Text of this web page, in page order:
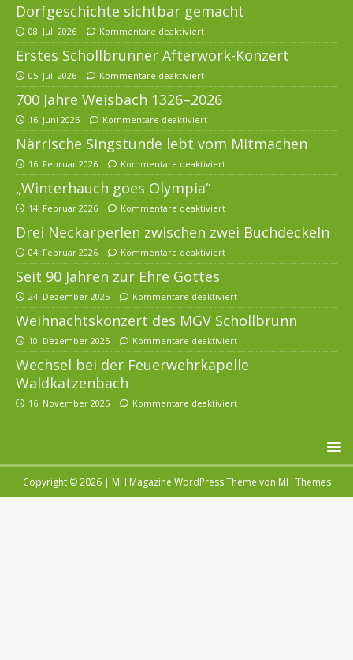
Dorfgeschichte sichtbar gemacht
08. Juli 2026 Kommentare deaktiviert
Erstes Schollbrunner Afterwork-Konzert
05. Juli 2026 Kommentare deaktiviert
700 Jahre Weisbach 1326–2026
16. Juni 2026 Kommentare deaktiviert
Närrische Singstunde lebt vom Mitmachen
16. Februar 2026 Kommentare deaktiviert
„Winterhauch goes Olympia“
14. Februar 2026 Kommentare deaktiviert
Drei Neckarperlen zwischen zwei Buchdeckeln
04. Februar 2026 Kommentare deaktiviert
Seit 90 Jahren zur Ehre Gottes
24. Dezember 2025 Kommentare deaktiviert
Weihnachtskonzert des MGV Schollbrunn
10. Dezember 2025 Kommentare deaktiviert
Wechsel bei der Feuerwehrkapelle
Waldkatzenbach
16. November 2025 Kommentare deaktiviert
Copyright © 2026 | MH Magazine WordPress Theme von MH Themes